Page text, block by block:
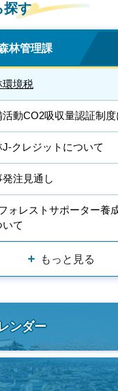
探す
林管理課
環境税
動CO2吸収量認証制度
クレジットについて
注見通し
ォレストサポーター養
て
もっと見る
ンダー